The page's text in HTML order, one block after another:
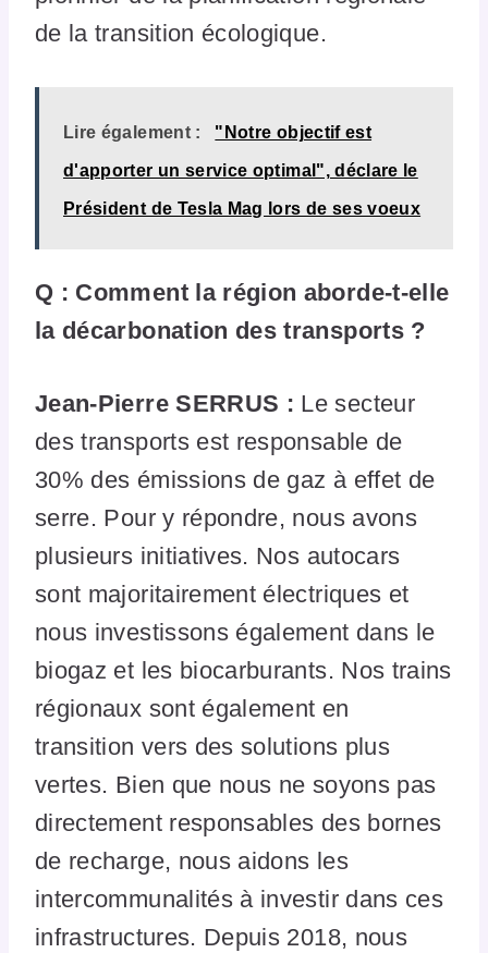
de la transition écologique.
Lire également : "Notre objectif est
d'apporter un service optimal", déclare le
Président de Tesla Mag lors de ses voeux
Q : Comment la région aborde-t-elle
la décarbonation des transports ?
Jean-Pierre SERRUS : Le secteur
des transports est responsable de
30% des émissions de gaz à effet de
serre. Pour y répondre, nous avons
plusieurs initiatives. Nos autocars
sont majoritairement électriques et
nous investissons également dans le
biogaz et les biocarburants. Nos trains
régionaux sont également en
transition vers des solutions plus
vertes. Bien que nous ne soyons pas
directement responsables des bornes
de recharge, nous aidons les
intercommunalités à investir dans ces
infrastructures. Depuis 2018, nous